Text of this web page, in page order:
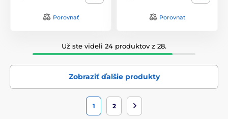
Porovnať Porovnať
Už ste videli 24 produktov z 28.
Zobraziť ďalšie produkty
1 2